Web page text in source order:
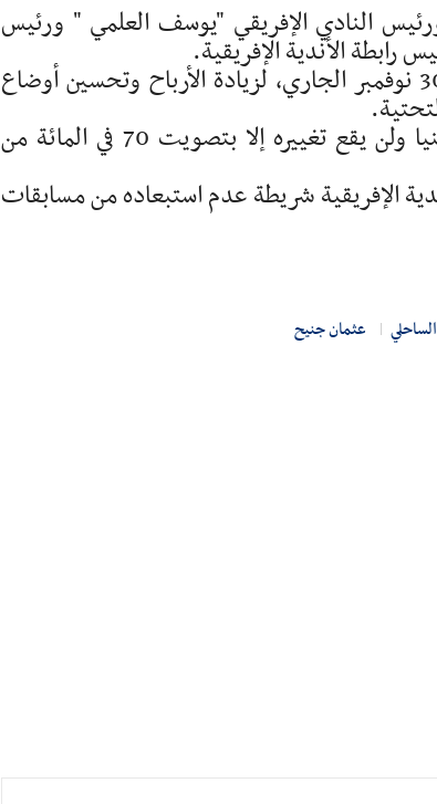
النادي الإفريقي "يوسف العلمي " ورئيس
الأندية الإفريقية.
وستطلق رابطة الأندية الإفريقية رسميا غدا الخميس 30 نوفمبر الجاري، لزيادة الأرباح وتحسين أوضاع
ويشار إلى أن مقر رابطة الأندية الإفريقية يوجد في كينيا ولن يقع تغييره إلا بتصويت 70 في المائة من
الأندية الإفريقية شريطة عدم استبعاده من مسابقات
عثمان جنيح